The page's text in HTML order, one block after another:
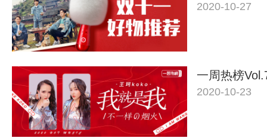
2020-10-27
一周热榜
2020-10-23